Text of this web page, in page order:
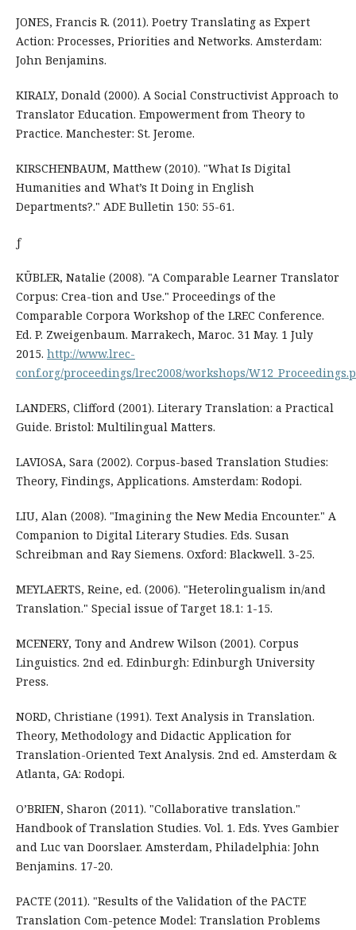
JONES, Francis R. (2011). Poetry Translating as Expert
Action: Processes, Priorities and Networks. Amsterdam:
John Benjamins.
KIRALY, Donald (2000). A Social Constructivist Approach to
Translator Education. Empowerment from Theory to
Practice. Manchester: St. Jerome.
KIRSCHENBAUM, Matthew (2010). "What Is Digital
Humanities and What’s It Doing in English
Departments?." ADE Bulletin 150: 55-61.
ƒ
KÜBLER, Natalie (2008). "A Comparable Learner Translator
Corpus: Crea-tion and Use." Proceedings of the
Comparable Corpora Workshop of the LREC Conference.
Ed. P. Zweigenbaum. Marrakech, Maroc. 31 May. 1 July
2015. http://www.lrec-
conf.org/proceedings/lrec2008/workshops/
LANDERS, Clifford (2001). Literary Translation: a Practical
Guide. Bristol: Multilingual Matters.
LAVIOSA, Sara (2002). Corpus-based Translation Studies:
Theory, Findings, Applications. Amsterdam: Rodopi.
LIU, Alan (2008). "Imagining the New Media Encounter." A
Companion to Digital Literary Studies. Eds. Susan
Schreibman and Ray Siemens. Oxford: Blackwell. 3-25.
MEYLAERTS, Reine, ed. (2006). "Heterolingualism in/and
Translation." Special issue of Target 18.1: 1-15.
MCENERY, Tony and Andrew Wilson (2001). Corpus
Linguistics. 2nd ed. Edinburgh: Edinburgh University
Press.
NORD, Christiane (1991). Text Analysis in Translation.
Theory, Methodology and Didactic Application for
Translation-Oriented Text Analysis. 2nd ed. Amsterdam &
Atlanta, GA: Rodopi.
O’BRIEN, Sharon (2011). "Collaborative translation."
Handbook of Translation Studies. Vol. 1. Eds. Yves Gambier
and Luc van Doorslaer. Amsterdam, Philadelphia: John
Benjamins. 17-20.
PACTE (2011). "Results of the Validation of the PACTE
Translation Com-petence Model: Translation Problems